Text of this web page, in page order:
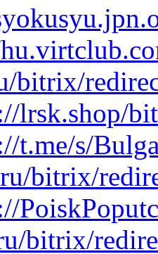
bitrix/
lrsk.shop/
t.me/s/
bitrix/
bitrix/